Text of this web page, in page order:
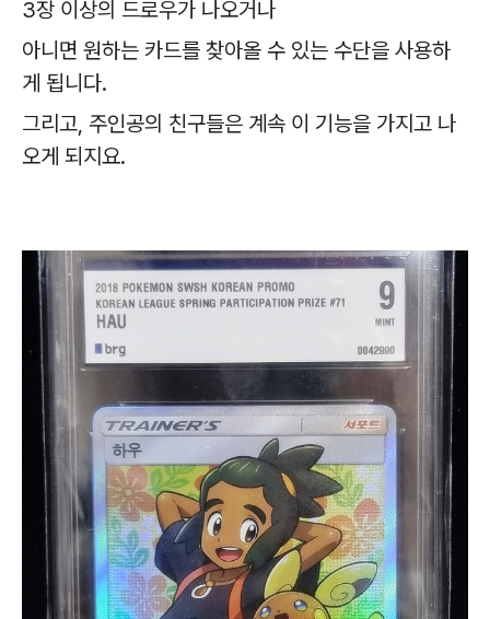
3장 이상의 드로우가 나오거나
아니면 원하는 카드를 찾아올 수 있는 수단을 사용하
게 됩니다.
그리고, 주인공의 친구들은 계속 이 기능을 가지고 나
오게 되지요.